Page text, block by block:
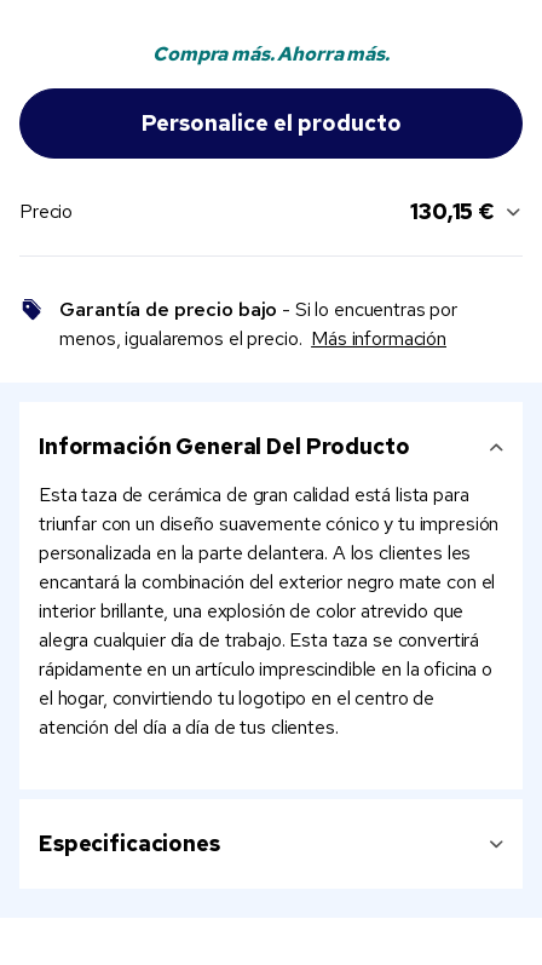
Compra más. Ahorra más.
Precio 130,15 €
Garantía de precio bajo - Si lo encuentras por
menos, igualaremos el precio. Más información
Información General Del Producto
Esta taza de cerámica de gran calidad está lista para
triunfar con un diseño suavemente cónico y tu impresión
personalizada en la parte delantera. A los clientes les
encantará la combinación del exterior negro mate con el
interior brillante, una explosión de color atrevido que
alegra cualquier día de trabajo. Esta taza se convertirá
rápidamente en un artículo imprescindible en la oficina o
el hogar, convirtiendo tu logotipo en el centro de
atención del día a día de tus clientes.
Especificaciones